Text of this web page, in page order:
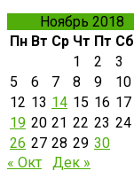
Ноябрь 2018
Пн Вт Ср Чт Пт Сб
1
2 3
5
6 7 8 9 10
12 13 14 15 16 17
19 20 21 22 23 24
26 27 28 29 30
« Окт
Дек »